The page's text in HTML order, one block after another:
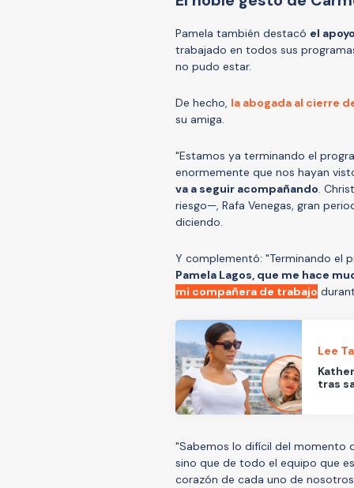
Pamela también destacó el
trabajado en todos sus
no pudo estar.
De hecho, la abogada al cierre
su amiga.
"Estamos ya terminando el
enormemente que nos hayan
va a seguir acompañando.
riesgo—, Rafa Venegas, gran
diciendo.
Y complementó: "Terminando el
Pamela Lagos, que me hace
mi compañera de trabajo
Lee
tras
"Sabemos lo difícil del momento
sino que de todo el equipo que
corazón de cada uno de